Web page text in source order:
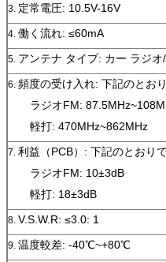
3. 定常電圧: 10.5V-16V
4. 働く流れ: ≤60mA
5. アンテナ タイプ: カー ラジ
6. 頻度の受け入れ: 下記のとお
ラジオFM:
軽打: 470MHz~862MHz
7. 利益（PCB）: 下記のとおり
ラジオFM: 10±3dB
軽打: 18±3dB
8. V.S.W.R: ≤3.0: 1
9. 温度較差: -40℃~+80℃